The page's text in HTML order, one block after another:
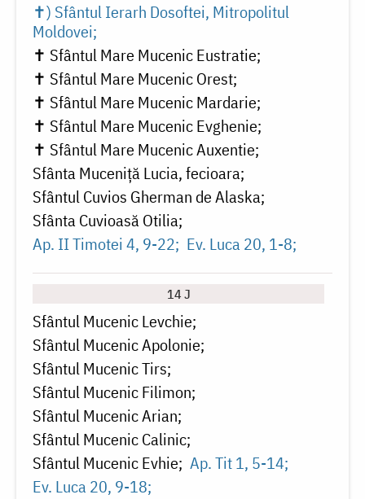
✝) Sfântul Ierarh Dosoftei, Mitropolitul
Moldovei
✝ Sfântul Mare Mucenic Eustratie
✝ Sfântul Mare Mucenic Orest
✝ Sfântul Mare Mucenic Mardarie
✝ Sfântul Mare Mucenic Evghenie
✝ Sfântul Mare Mucenic Auxentie
Sfânta Muceniță Lucia, fecioara
Sfântul Cuvios Gherman de Alaska
Sfânta Cuvioasă Otilia
Ap. II Timotei 4, 9-22 Ev. Luca 20, 1-8
14 J
Sfântul Mucenic Levchie
Sfântul Mucenic Apolonie
Sfântul Mucenic Tirs
Sfântul Mucenic Filimon
Sfântul Mucenic Arian
Sfântul Mucenic Calinic
Sfântul Mucenic Evhie Ap. Tit 1, 5-14
Ev. Luca 20, 9-18